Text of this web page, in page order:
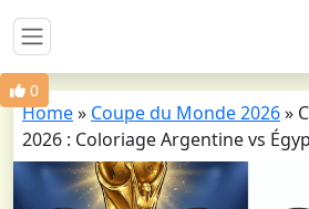
0
Home» Coupe du Monde 2026»
2026 : Coloriage Argentine vs